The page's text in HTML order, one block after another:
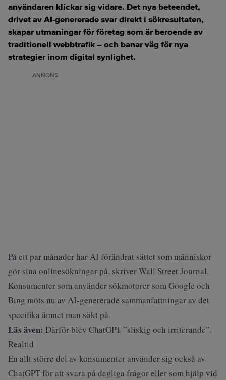
användaren klickar sig vidare. Det nya beteendet,
drivet av AI-genererade svar direkt i sökresultaten,
skapar utmaningar för företag som är beroende av
traditionell webbtrafik – och banar väg för nya
strategier inom digital synlighet.
ANNONS
På ett par månader har AI förändrat sättet som människor
gör sina onlinesökningar på, skriverWall Street Journal.
Konsumenter som använder sökmotorer som Google och
Bing möts nu av AI-genererade sammanfattningar av det
specifika ämnet man sökt på.
Läs även: Därför blev ChatGPT ”sliskig och irriterande”.
Realtid
En allt större del av konsumenter använder sig också av
ChatGPT för att svara på dagliga frågor eller som hjälp vid